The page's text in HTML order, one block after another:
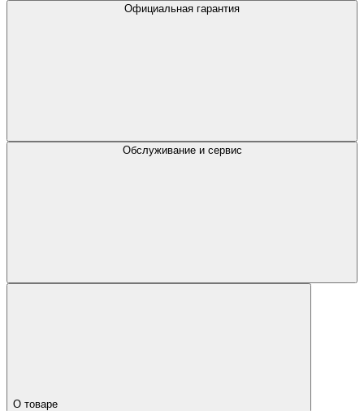
Официальная гарантия
Обслуживание и сервис
О товаре